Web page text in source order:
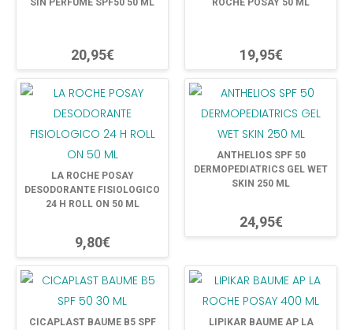
SIN PERFUME SPF50 50 ML
20,95€
ROCHE POSAY 50 ML
19,95€
LA ROCHE POSAY
DESODORANTE FISIOLOGICO
24 H ROLL ON 50 ML
9,80€
ANTHELIOS SPF 50
DERMOPEDIATRICS GEL WET
SKIN 250 ML
24,95€
CICAPLAST BAUME B5 SPF
LIPIKAR BAUME AP LA